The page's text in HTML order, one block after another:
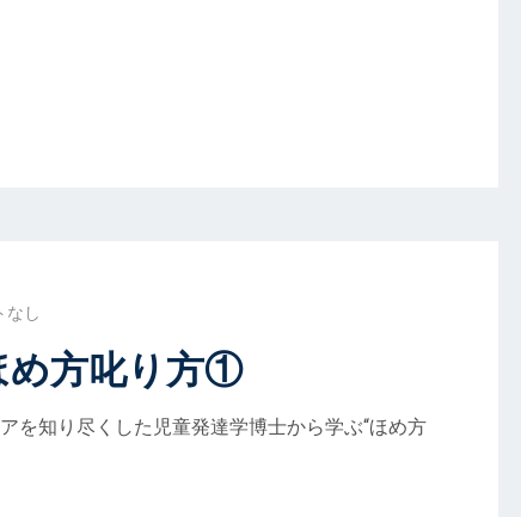
なし
め方叱り方①
を知り尽くした児童発達学博士から学ぶ“ほめ方